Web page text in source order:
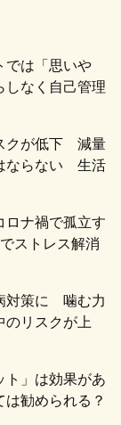
では「思いや
なく自己管理
クが低下 減量
ならない 生活
ナ禍で孤立す
ストレス解消
対策に 噛む力
のリスクが上
ト」は効果があ
勧められる？